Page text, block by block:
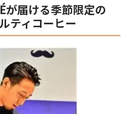
が届ける季節限定の
ティコーヒー